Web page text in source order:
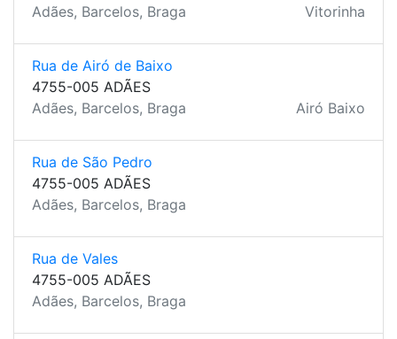
Adães, Barcelos, Braga
Vitorinha
Rua de Airó de Baixo
4755-005 ADÃES
Adães, Barcelos, Braga
Airó Baixo
Rua de São Pedro
4755-005 ADÃES
Adães, Barcelos, Braga
Rua de Vales
4755-005 ADÃES
Adães, Barcelos, Braga